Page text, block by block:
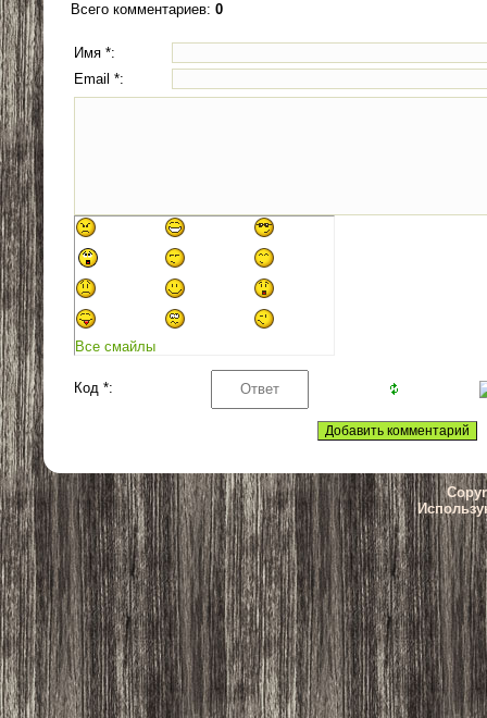
Всего комментариев: 0
Имя *:
Email *:
Все смайлы
Код *: